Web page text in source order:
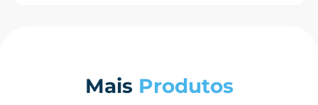
Mais Produtos